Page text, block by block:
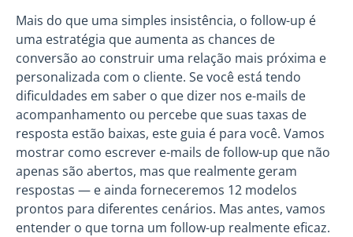
Mais do que uma simples insistência, o follow-up é
uma estratégia que aumenta as chances de
conversão ao construir uma relação mais próxima e
personalizada com o cliente. Se você está tendo
dificuldades em saber o que dizer nos e-mails de
acompanhamento ou percebe que suas taxas de
resposta estão baixas, este guia é para você. Vamos
mostrar como escrever e-mails de follow-up que não
apenas são abertos, mas que realmente geram
respostas — e ainda forneceremos 12 modelos
prontos para diferentes cenários. Mas antes, vamos
entender o que torna um follow-up realmente eficaz.